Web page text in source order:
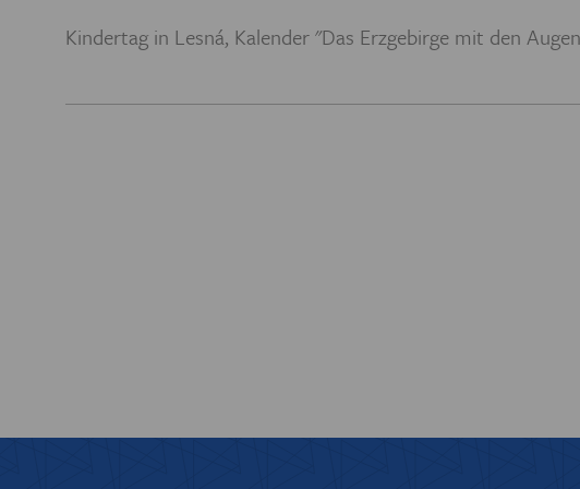
PREIS DER
Kindertag in Lesná, Kalender "Das Erzgebirge mit den